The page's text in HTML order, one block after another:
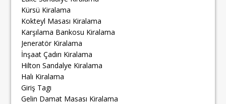
Kürsü Kiralama
Kokteyl Masası Kiralama
Karşılama Bankosu Kiralama
Jeneratör Kiralama
İnşaat Çadırı Kiralama
Hilton Sandalye Kiralama
Halı Kiralama
Giriş Tagı
Gelin Damat Masası Kiralama